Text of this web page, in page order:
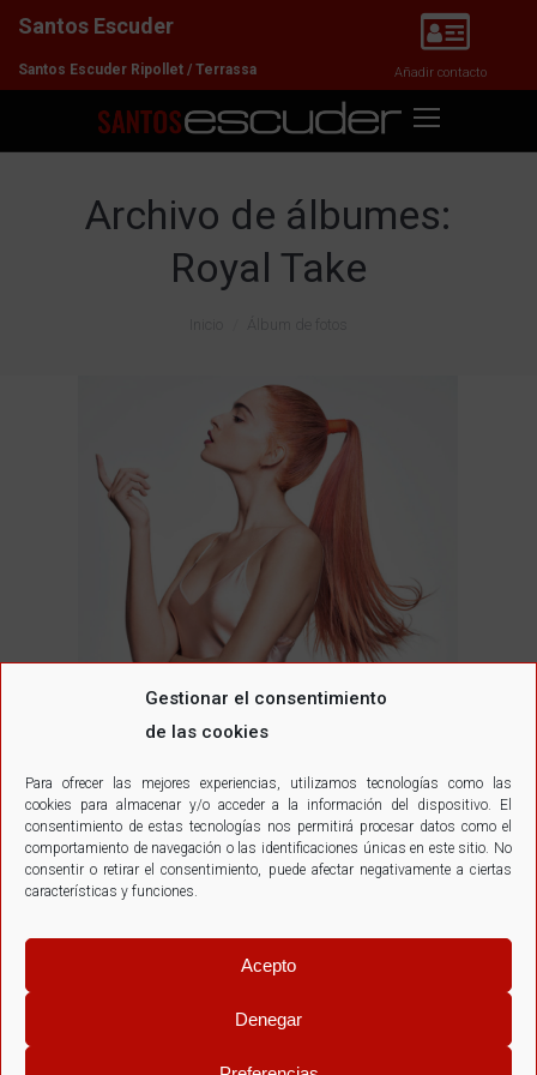
Gestionar el consentimiento
de las cookies
Para ofrecer las mejores experiencias, utilizamos tecnologías como las
cookies para almacenar y/o acceder a la información del dispositivo. El
consentimiento de estas tecnologías nos permitirá procesar datos como el
comportamiento de navegación o las identificaciones únicas en este sitio. No
consentir o retirar el consentimiento, puede afectar negativamente a ciertas
características y funciones.
Acepto
Denegar
Santos Escuder
Santos Escuder Ripollet / Terrassa Añadir contacto
Archivo de álbumes:
Royal Take
Royal Take
Royal Take PorSantosEscuder
julio 23, 2018